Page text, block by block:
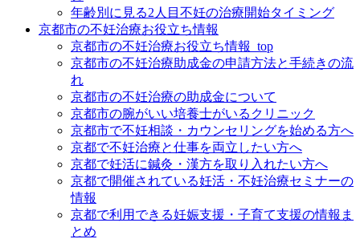
年齢別に見る2人目不妊の治療開始タイミング
京都市の不妊治療お役立ち情報
京都市の不妊治療お役立ち情報_top
京都市の不妊治療助成金の申請方法と手続きの流
れ
京都市の不妊治療の助成金について
京都市の腕がいい培養士がいるクリニック
京都市で不妊相談・カウンセリングを始める方へ
京都で不妊治療と仕事を両立したい方へ
京都で妊活に鍼灸・漢方を取り入れたい方へ
京都で開催されている妊活・不妊治療セミナーの
情報
京都で利用できる妊娠支援・子育て支援の情報ま
とめ